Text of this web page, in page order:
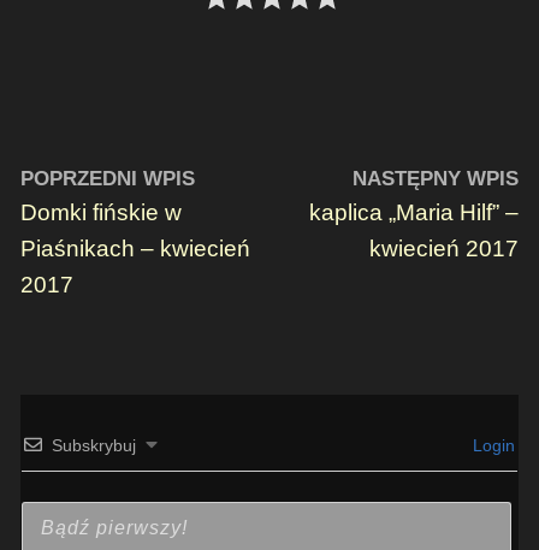
POPRZEDNI WPIS
Domki fińskie w
Piaśnikach – kwiecień
2017
NASTĘPNY WPIS
kaplica „Maria Hilf” –
kwiecień 2017
Subskrybuj Login